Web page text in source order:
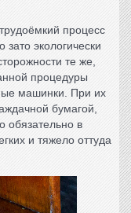
процесс
зато экологически
те же,
процедуры
машинки. При их
бумагой,
обязательно в
и тяжело оттуда